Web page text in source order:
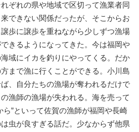
ぞれの県や地域で区切って漁業者同
できない関係だったが、そこからお
歩に譲歩を重ねながら少しずつ漁場
きるようになってきた。今は福岡や
域にイカを釣りにやってくる。だか
まで漁に行くことができる。小川島
、自分たちの漁場が奪われるだけで
漁師の漁場が失われる。海を売って
ら”といって佐賀の漁師が福岡や長崎
虫が良すぎる話だ。少なからず他県